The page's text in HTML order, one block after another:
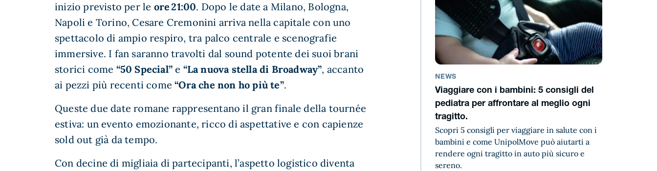
inizio previsto per le ore 21:00. Dopo le date a Milano, Bologna,
Napoli e Torino, Cesare Cremonini arriva nella capitale con uno
spettacolo di ampio respiro, tra palco centrale e scenografie
immersive. I fan saranno travolti dal sound potente dei suoi brani
storici come “50 Special” e “La nuova stella di Broadway”, accanto
ai pezzi più recenti come“Ora che non ho più te”.
Queste due date romane rappresentano il gran finale della tournée
estiva: un evento emozionante, ricco di aspettative e con capienze
sold out già da tempo.
Con decine di migliaia di partecipanti, l’aspetto logistico diventa
NEWS
Viaggiare con i bambini: 5 consigli del
pediatra per affrontare al meglio ogni
tragitto.
Scopri 5 consigli per viaggiare in salute con i
bambini e come UnipolMove può aiutarti a
rendere ogni tragitto in auto più sicuro e
sereno.